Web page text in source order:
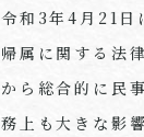
令和 3年4 月 21 日
帰属に関する法
から総合的に民
務上も大きな影